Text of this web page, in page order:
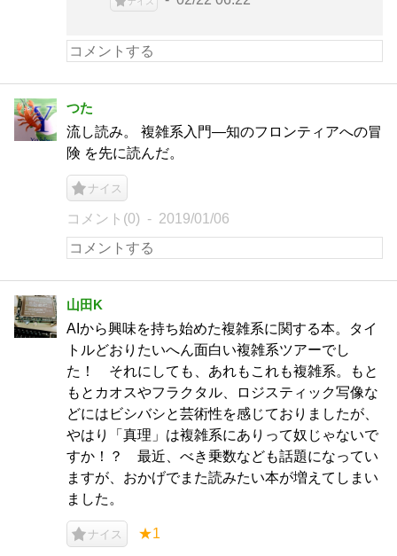
つた
流し読み。 複雑系入門―知のフロンティアへの冒
険 を先に読んだ。
ナイス
コメント(0) 2019/01/06
山田K
AIから興味を持ち始めた複雑系に関する本。タイ
トルどおりたいへん面白い複雑系ツアーでし
た！ それにしても、あれもこれも複雑系。もと
もとカオスやフラクタル、ロジスティック写像な
どにはビシバシと芸術性を感じておりましたが、
やはり「真理」は複雑系にありって奴じゃないで
すか！？ 最近、べき乗数なども話題になってい
ますが、おかげでまた読みたい本が増えてしまい
ました。
ナイス ★1